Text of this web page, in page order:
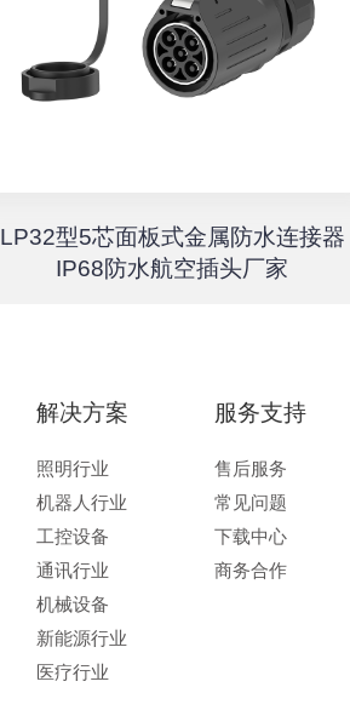
LP32型5芯面板式金属防水连接器
IP68防水航空插头厂家
解决方案
照明行业
机器人行业
工控设备
通讯行业
机械设备
新能源行业
医疗行业
服务支持
售后服务
常见问题
下载中心
商务合作